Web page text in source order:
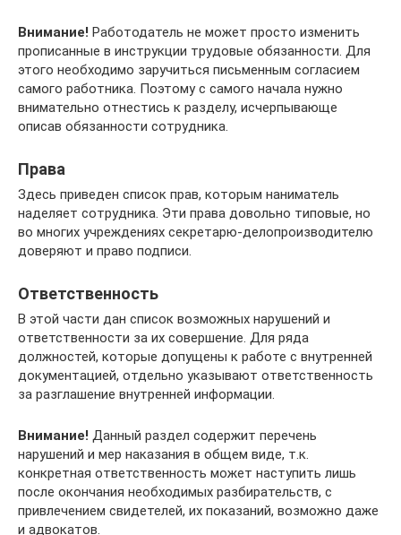
Внимание! Работодатель не может просто изменить
прописанные в инструкции трудовые обязанности. Для
этого необходимо заручиться письменным согласием
самого работника. Поэтому с самого начала нужно
внимательно отнестись к разделу, исчерпывающе
описав обязанности сотрудника.
Права
Здесь приведен список прав, которым наниматель
наделяет сотрудника. Эти права довольно типовые, но
во многих учреждениях секретарю-делопроизводителю
доверяют и право подписи.
Ответственность
В этой части дан список возможных нарушений и
ответственности за их совершение. Для ряда
должностей, которые допущены к работе с внутренней
документацией, отдельно указывают ответственность
за разглашение внутренней информации.
Внимание! Данный раздел содержит перечень
нарушений и мер наказания в общем виде, т.к.
конкретная ответственность может наступить лишь
после окончания необходимых разбирательств, с
привлечением свидетелей, их показаний, возможно даже
и адвокатов.